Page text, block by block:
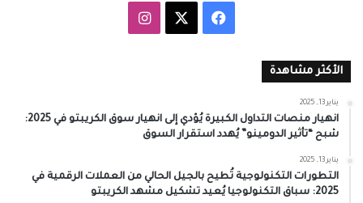
فيسبوك انستقرام
الأكثر مشاهدة
يناير 13, 2025
انهيار منصات التداول الكبيرة يُؤدي إلى انهيار سوق الكريبتو في 2025:
شبح “تأثير الدومينو” يُهدد استقرار السوق
يناير 13, 2025
التطورات التكنولوجية تُطيح بالجيل الحالي من العملات الرقمية في
2025: سباق التكنولوجيا يُعيد تشكيل مشهد الكريبتو